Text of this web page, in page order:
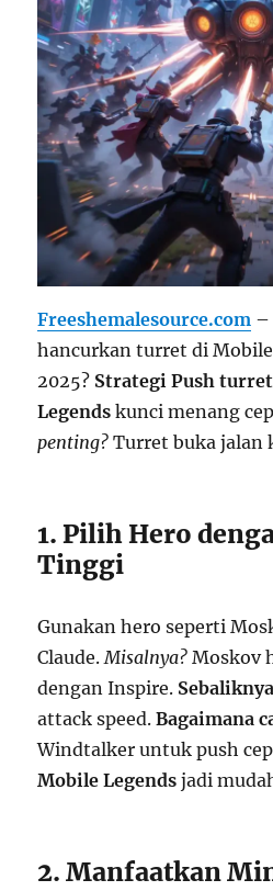
Freeshemalesource.com –
hancurkan turret di
2025? Strategi Push
Legends kunci menang
penting? Turret buka jalan
1. Pilih Hero
Tinggi
Gunakan hero seperti
Claude.Misalnya? Moskov
dengan Inspire. Sebaliknya
attack speed.Bagaimana
Windtalker untuk push
Mobile Legends jadi
2. Manfaatkan